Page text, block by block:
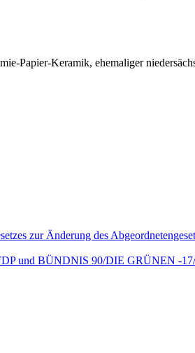
Papier-Keramik, ehemaliger
zur Änderung des
und BÜNDNIS 90/DIE GRÜNEN -